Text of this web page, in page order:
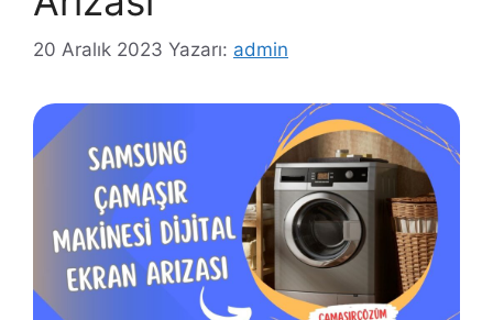
20 Aralık 2023 Yazarı: admin